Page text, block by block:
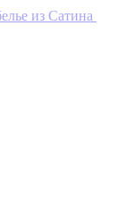
из Сатина